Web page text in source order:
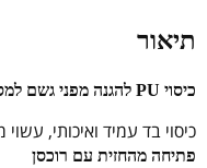
תיאור
כיסוי PU להגנה מפני גשם למסך "65
כיסוי בד עמיד ואיכותי,
פתיחה מהחזית עם רוכסן